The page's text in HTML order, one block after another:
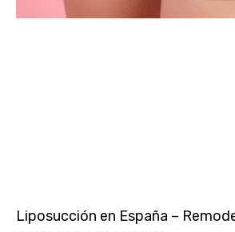
Liposucción en España –